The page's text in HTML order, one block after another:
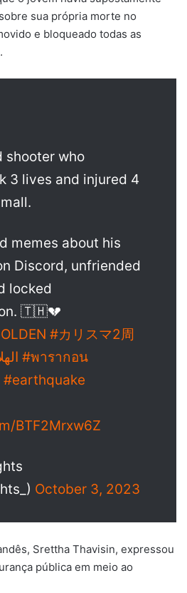
sua própria morte no
e bloqueado todas as
shooter who
3 lives and injured 4
memes about his
Discord, unfriended
locked
🇹🇭💔
#カリスマ2周
#พารากอน
#earthquake
BTF2Mrxw6Z
October 3, 2023
Srettha Thavisin, expressou
pública em meio ao